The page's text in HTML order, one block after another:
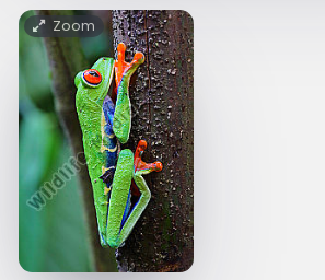
Zoom